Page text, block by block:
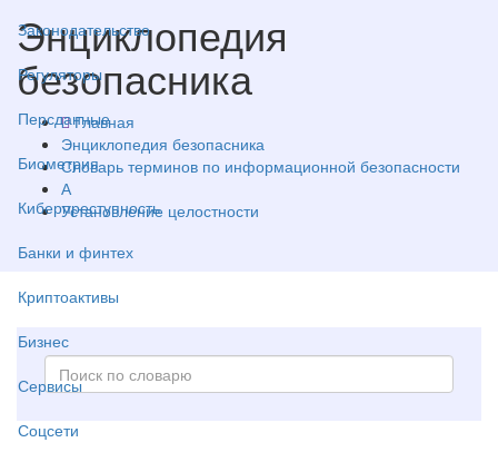
Законодательство
Регуляторы
Персданные
Биометрия
Киберпреступность
Банки и финтех
Криптоактивы
Бизнес
Сервисы
Соцсети
Энциклопедия
безопасника
Главная
Энциклопедия безопасника
Словарь терминов по информационной безопасности
А
Установление целостности